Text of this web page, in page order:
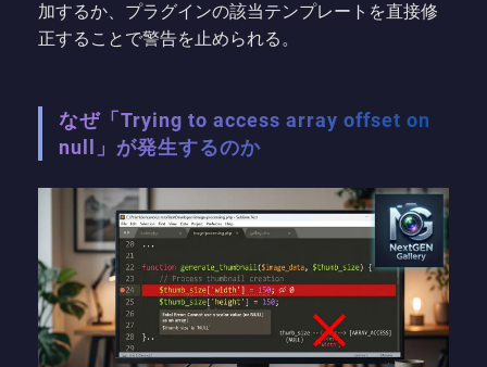
加するか、プラグインの該当テンプレートを直接修
正することで警告を止められる。
なぜ「Trying to access array offset on
null」が発生するのか